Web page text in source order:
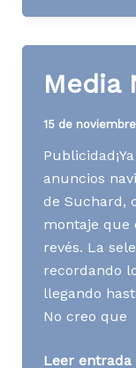
S47
Media
15 de
anuncios
de Suchard,
montaje que
revés. La
recordando
llegando
No creo que
Media
Leer entrada